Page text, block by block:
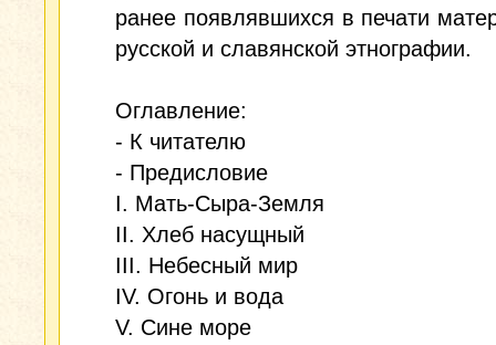
ранее появлявшихся в печати
русской и славянской этнографии.
Оглавление:
- К читателю
- Предисловие
I. Мать-Сыра-Земля
II. Хлеб насущный
III. Небесный мир
IV. Огонь и вода
V. Сине море